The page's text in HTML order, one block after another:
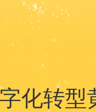
化转型